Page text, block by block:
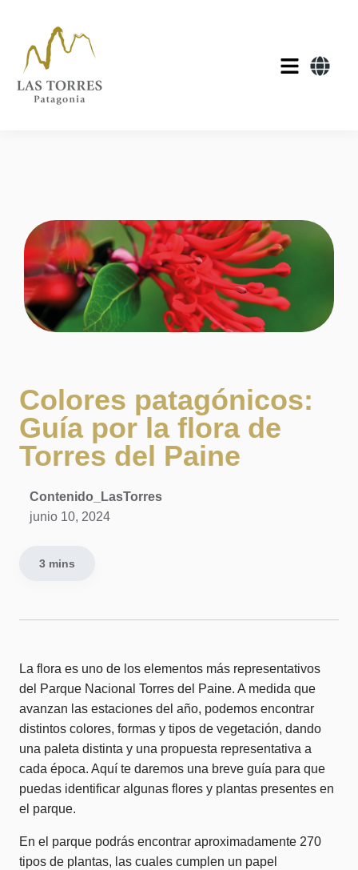
Colores patagónicos:
Guía por la flora de
Torres del Paine
Contenido_LasTorres
junio 10, 2024
3 mins
La flora es uno de los elementos más representativos
del Parque Nacional Torres del Paine. A medida que
avanzan las estaciones del año, podemos encontrar
distintos colores, formas y tipos de vegetación, dando
una paleta distinta y una propuesta representativa a
cada época. Aquí te daremos una breve guía para que
puedas identificar algunas flores y plantas presentes en
el parque.
En el parque podrás encontrar aproximadamente 270
tipos de plantas, las cuales cumplen un papel